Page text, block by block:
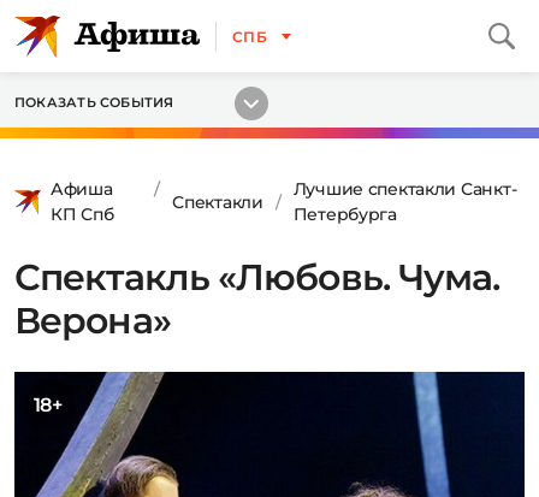
СПБ
ПОКАЗАТЬ СОБЫТИЯ
Афиша
КП Спб
Спектакли
Лучшие спектакли Санкт-
Петербурга
Спектакль «Любовь. Чума.
Верона»
18+